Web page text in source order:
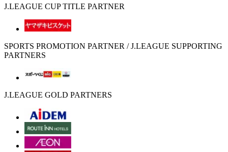
J.LEAGUE CUP TITLE PARTNER
SPORTS PROMOTION PARTNER / J.LEAGUE SUPPORTING
PARTNERS
J.LEAGUE GOLD PARTNERS